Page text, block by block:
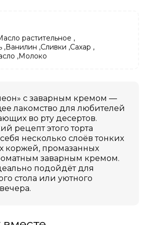
растительное
Ванилин Сливки Сахар
Молоко
с заварным кремом —
лакомство для любителей
во рту десертов.
рецепт этого торта
несколько слоёв тонких
коржей, промазанных
заварным кремом.
подойдёт для
стола или уютного